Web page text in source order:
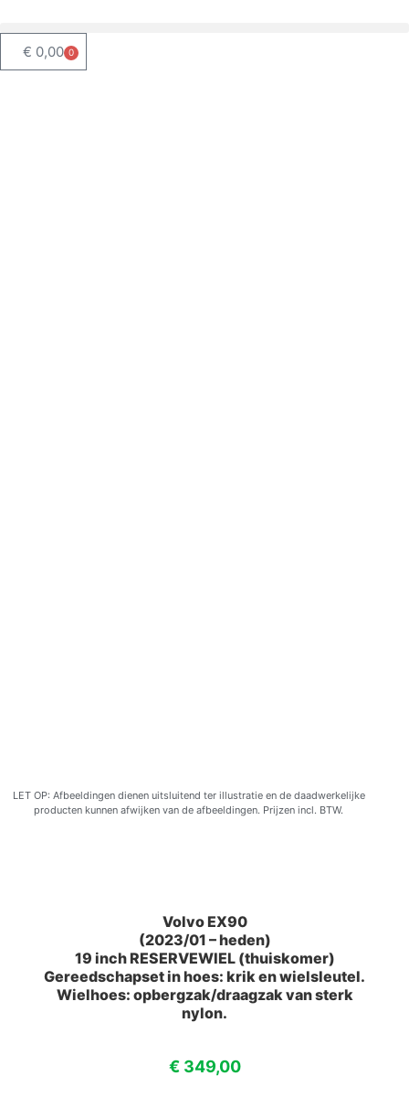
€ 0,00 0
LET OP: Afbeeldingen dienen uitsluitend ter illustratie en de daadwerkelijke
producten kunnen afwijken van de afbeeldingen. Prijzen incl. BTW.
Volvo EX90
(2023/01 – heden)
19 inch RESERVEWIEL (thuiskomer)
Gereedschapset in hoes: krik en wielsleutel.
Wielhoes: opbergzak/draagzak van sterk
nylon.
€349,00